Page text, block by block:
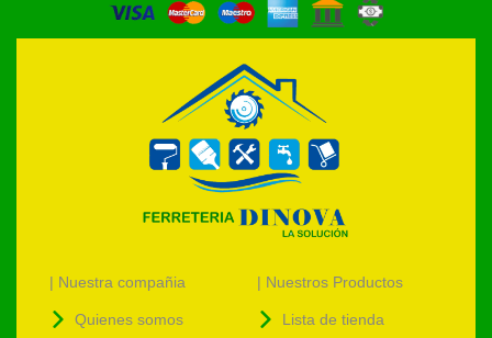
| Nuestra compañia
Quienes somos
| Nuestros Productos
Lista de tienda